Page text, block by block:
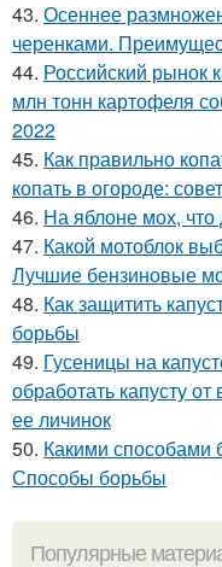
43. Осеннее
черенками.
44. Российский рынок
млн тонн картофеля
2022
45. Как правильно
копать в огороде:
46. На яблоне мох, что
47. Какой мотоблок
Лучшие бензиновые
48. Как защитить
борьбы
49. Гусеницы на
обработать капусту
ее личинок
50. Какими способами
Способы борьбы
Популярные